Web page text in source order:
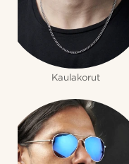
Kaulakorut